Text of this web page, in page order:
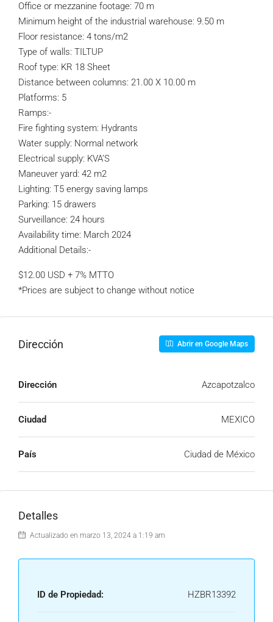
Office or mezzanine footage: 70 m
Minimum height of the industrial warehouse: 9.50 m
Floor resistance: 4 tons/m2
Type of walls: TILTUP
Roof type: KR 18 Sheet
Distance between columns: 21.00 X 10.00 m
Platforms: 5
Ramps:-
Fire fighting system: Hydrants
Water supply: Normal network
Electrical supply: KVA’S
Maneuver yard: 42 m2
Lighting: T5 energy saving lamps
Parking: 15 drawers
Surveillance: 24 hours
Availability time: March 2024
Additional Details:-
$12.00 USD + 7% MTTO
*Prices are subject to change without notice
Dirección Abrir en Google Maps
Dirección Azcapotzalco
Ciudad MEXICO
País Ciudad de México
Detalles
Actualizado en marzo 13, 2024 a 1:19 am
ID de Propiedad: HZBR13392